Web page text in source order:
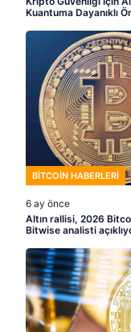
Kuantuma Dayanıklı
BITCOIN HABERLERI
6 ay önce
Altın rallisi, 2026
Bitwise analisti